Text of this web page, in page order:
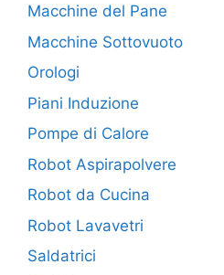
Macchine del Pane
Macchine Sottovuoto
Orologi
Piani Induzione
Pompe di Calore
Robot Aspirapolvere
Robot da Cucina
Robot Lavavetri
Saldatrici